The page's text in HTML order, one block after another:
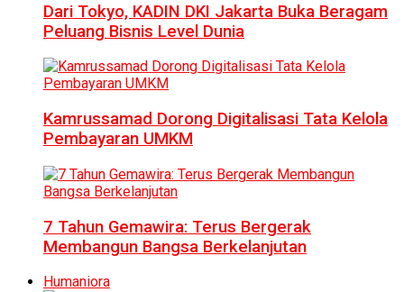
Dari Tokyo, KADIN DKI Jakarta Buka Beragam
Peluang Bisnis Level Dunia
Kamrussamad Dorong Digitalisasi Tata Kelola
Pembayaran UMKM
7 Tahun Gemawira: Terus Bergerak
Membangun Bangsa Berkelanjutan
Humaniora